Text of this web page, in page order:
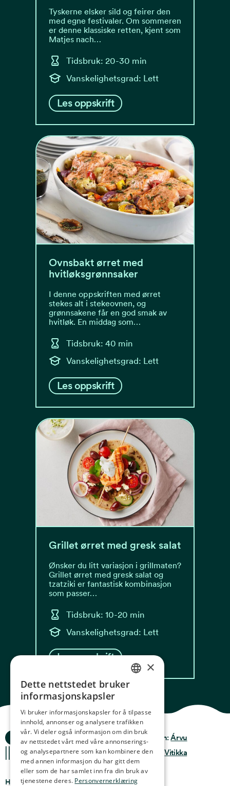
Tyskerne elsker sild og feirer den
med egne festivaler. Om sommeren
er denne klassiske retten, kjent som
Matjes nach…
Tidsbruk: 20-30 min
Vanskelighetsgrad: Lett
Les oppskrift
Ovnsbakt ørret med
hvitløksgrønnsaker
I denne oppskriften med ørret
stekes alt i stekeovnen, og
grønnsakene får en god smak av
hvitløk. En middag som…
Tidsbruk: 40 min
Vanskelighetsgrad: Lett
Les oppskrift
Grillet ørret med gresk salat
Ønsker du litt variasjon i grillmaten?
Grillet ørret med gresk salat og
tzatziki er fantastisk kombinasjon
som passer…
Tidsbruk: 10-20 min
Vanskelighetsgrad: Lett
Les oppskrift
Ocean Stories
Hvor finner du oss
Privacy & Policy
Terms & conditions
Design:Árvu
Kode:Vitikka
NORWEGIAN
GERMAN
FRENCH
SPANISH
FINNISH
×
Dette nettstedet bruker
informasjonskapsler
Vi bruker informasjonskapsler for å tilpasse
innhold, annonser og analysere trafikken
vår. Vi deler også informasjon om din bruk
av nettstedet vårt med våre annonserings-
og analysepartnere som kan kombinere den
med annen informasjon du har gitt dem
eller som de har samlet inn fra din bruk av
tjenestene deres. Personvernerklæring